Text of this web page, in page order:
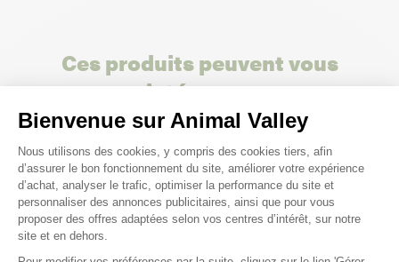
Bienvenue sur Animal Valley
Plateforme de Gestion du
Nous utilisons des cookies, y compris des cookies tiers, afin
d’assurer le bon fonctionnement du site, améliorer votre expérience
d’achat, analyser le trafic, optimiser la performance du site et
personnaliser des annonces publicitaires, ainsi que pour vous
proposer des offres adaptées selon vos centres d’intérêt, sur notre
site et en dehors.
Ces produits peuvent vous
intéresser